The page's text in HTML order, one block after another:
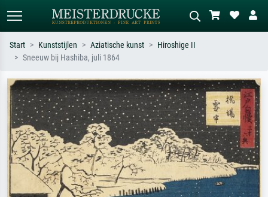
Zoek op kunstenaar, titel of stijl – bijv.
Monet, Sterrennacht, impressionisme,
Hokusai-golf, naakt.
Beschrijf de scène – bijv. groene
weide, abstract met veel rood, donker
olieverfschilderij, staand naakt naast
een boom.
Start Kunststijlen Aziatische kunst
Hiroshige II
Sneeuw bij Hashiba, juli 1864